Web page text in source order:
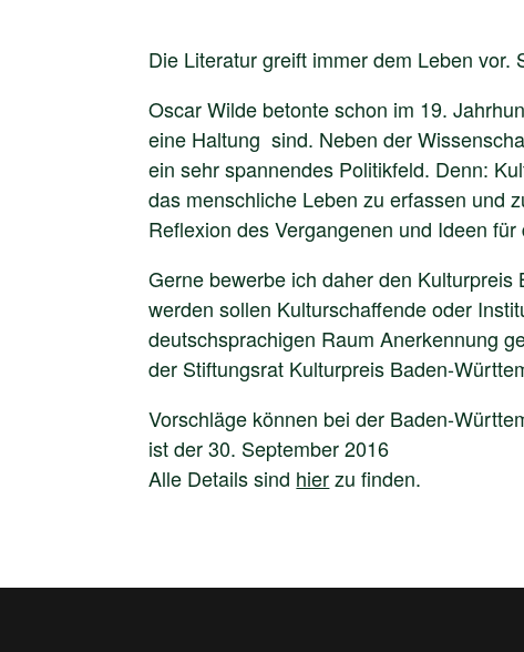
Die Literatur greift immer dem Leben
Oscar Wilde betonte schon im 19.
eine Haltung sind. Neben der
ein sehr spannendes Politikfeld. Denn:
das menschliche Leben zu erfassen und
Reflexion des Vergangenen und Ideen
Gerne bewerbe ich daher den
werden sollen Kulturschaffende oder
deutschsprachigen Raum Anerkennung
der Stiftungsrat Kulturpreis Baden-
Vorschläge können bei der Baden-
ist der 30. September 2016
Alle Details sind hierzu finden.